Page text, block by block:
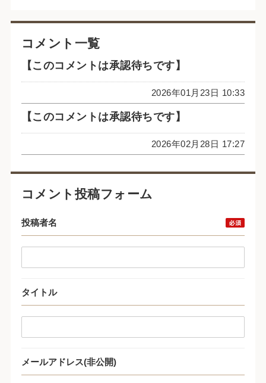
コメント一覧
【このコメントは承認待ちです】
2026年01月23日 10:33
【このコメントは承認待ちです】
2026年02月28日 17:27
コメント投稿フォーム
投稿者名
タイトル
メールアドレス(非公開)